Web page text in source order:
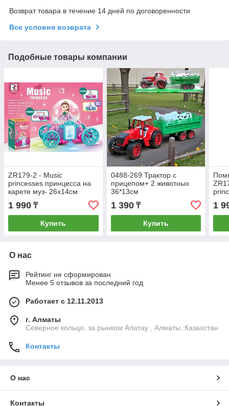
Возврат товара в течение 14 дней по договоренности
Все условия возврата
Подобные товары компании
ZR179-2 - Music
princesses принцесса на
карете муз- 26х14см
1 990 ₸
Купить
0488-269 Трактор с
прицепом+ 2 животных
36*13см
1 390₸
Купить
1
О нас
Рейтинг не сформирован
Менее 5 отзывов за последний год
Работает с 12.11.2013
г. Алматы
Северное кольцо, за рынком Алатау , Алматы, Казахстан
Контакты
О нас
Контакты